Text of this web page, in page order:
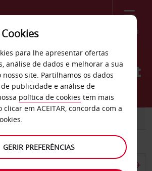
Menu
carros Schwedt
para lhe apresentar ofertas
análise de dados e melhorar a sua
site. Partilhamos os dados
publicidade e análise de
política de cookies tem mais
clicar em ACEITAR, concorda com a
GERIR PREFERÊNCIAS